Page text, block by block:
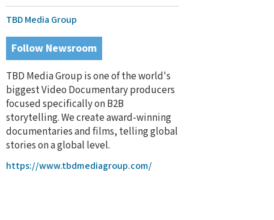
TBD Media Group
Follow Newsroom
TBD Media Group is one of the world's
biggest Video Documentary producers
focused specifically on B2B
storytelling. We create award-winning
documentaries and films, telling global
stories on a global level.
https://www.tbdmediagroup.com/